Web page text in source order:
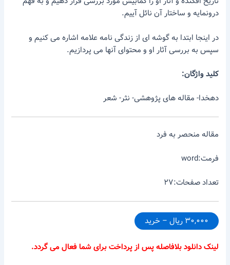
درونمایه و ساختار آن نائل آییم.
در اینجا ابتدا به گوشه ای از زندگی نامه علامه اشاره می کنیم و
سپس به بررسی آثار او و محتوای آنها می پردازیم.
کلید واژگان:
دهخدا- مقاله های پژوهشی- نثر- شعر
مقاله منحصر به فرد
فرمت:word
تعداد صفحات:۲۷
۳۰,۰۰۰ ریال – خرید
لینک دانلود بلافاصله پس از پرداخت برای شما فعال می گردد.